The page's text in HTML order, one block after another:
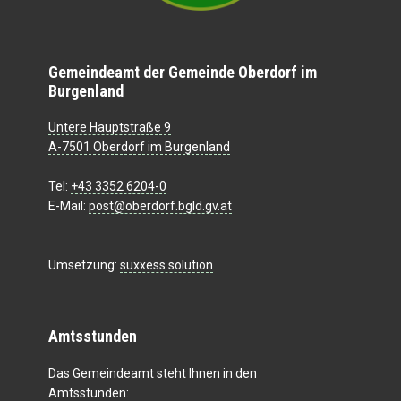
Gemeindeamt der Gemeinde Oberdorf im
Burgenland
Untere Hauptstraße 9
A-7501 Oberdorf im Burgenland
Tel: +43 3352 6204-0
E-Mail: post@oberdorf.bgld.gv.at
Umsetzung: suxxess solution
Amtsstunden
Das Gemeindeamt steht Ihnen in den
Amtsstunden: